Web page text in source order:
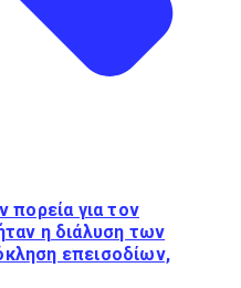
πορεία για τον
η διάλυση των
επεισοδίων,